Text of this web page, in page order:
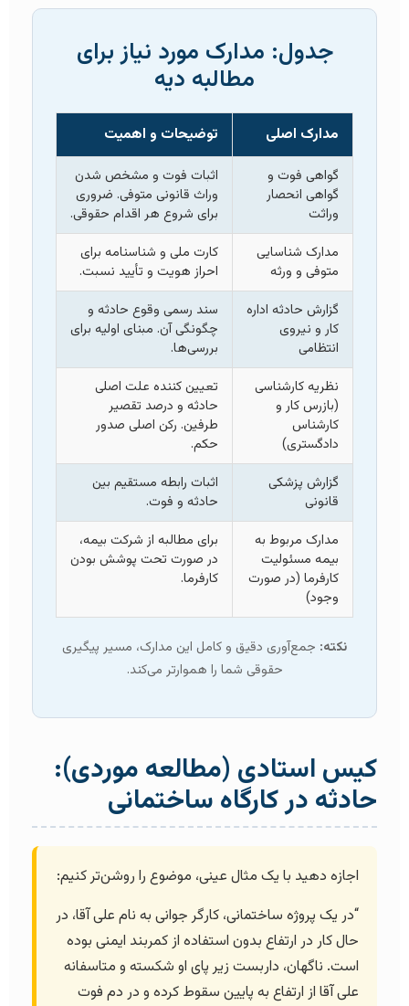
جدول: مدارک مورد نیاز برای
مطالبه دیه
مدارک اصلی توضیحات و اهمیت
گواهی فوت و
گواهی انحصار
وراثت
اثبات فوت و مشخص شدن
وراث قانونی متوفی. ضروری
برای شروع هر اقدام حقوقی.
مدارک شناسایی
متوفی و ورثه
کارت ملی و شناسنامه برای
احراز هویت و تأیید نسبت.
گزارش حادثه اداره
کار و نیروی
انتظامی
سند رسمی وقوع حادثه و
چگونگی آن. مبنای اولیه برای
بررسی‌ها.
نظریه کارشناسی
(بازرس کار و
کارشناس
دادگستری)
تعیین کننده علت اصلی
حادثه و درصد تقصیر
طرفین. رکن اصلی صدور
حکم.
گزارش پزشکی
قانونی
اثبات رابطه مستقیم بین
حادثه و فوت.
مدارک مربوط به
بیمه مسئولیت
کارفرما (در صورت
وجود)
برای مطالبه از شرکت بیمه،
در صورت تحت پوشش بودن
کارفرما.
نکته: جمع‌آوری دقیق و کامل این مدارک، مسیر پیگیری
حقوقی شما را هموارتر می‌کند.
کیس استادی (مطالعه موردی):
حادثه در کارگاه ساختمانی
اجازه دهید با یک مثال عینی، موضوع را روشن‌تر کنیم:
“در یک پروژه ساختمانی، کارگر جوانی به نام علی آقا، در
حال کار در ارتفاع بدون استفاده از کمربند ایمنی بوده
است. ناگهان، داربست زیر پای او شکسته و متاسفانه
علی آقا از ارتفاع به پایین سقوط کرده و در دم فوت